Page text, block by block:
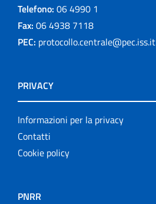
Telefono: 06 4990 1
Fax: 06 4938 7118
PEC: protocollo.centrale@pec.iss.it
PRIVACY
Informazioni per la privacy
Contatti
Cookie policy
PNRR